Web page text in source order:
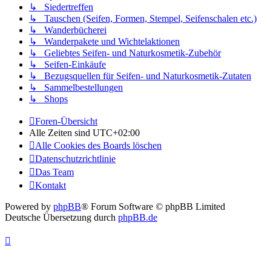
↳ Siedertreffen
↳ Tauschen (Seifen, Formen, Stempel, Seifenschalen etc.)
↳ Wanderbücherei
↳ Wanderpakete und Wichtelaktionen
↳ Geliebtes Seifen- und Naturkosmetik-Zubehör
↳ Seifen-Einkäufe
↳ Bezugsquellen für Seifen- und Naturkosmetik-Zutaten
↳ Sammelbestellungen
↳ Shops
Foren-Übersicht
Alle Zeiten sind UTC+02:00
Alle Cookies des Boards löschen
Datenschutzrichtlinie
Das Team
Kontakt
Powered by phpBB® Forum Software © phpBB Limited
Deutsche Übersetzung durch phpBB.de